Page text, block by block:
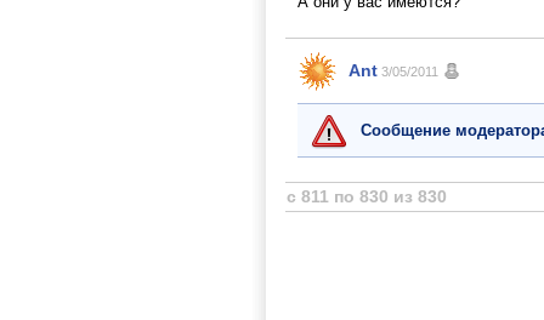
Ant 3/05/2011
Сообщение
с 811 по 830 из 830